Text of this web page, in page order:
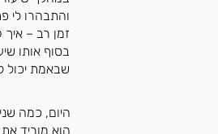
הוא מוריד
והתבהרו לי
זמן רב – איך
בסוף אותו
שבאמת יכול